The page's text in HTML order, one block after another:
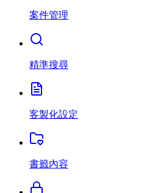
案件管理
精準搜尋
客製化設定
書籤內容